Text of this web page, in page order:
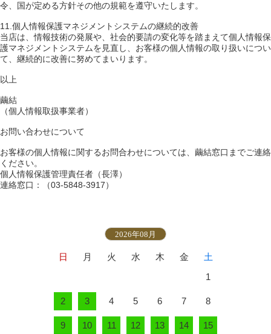
令、国が定める方針その他の規範を遵守いたします。
11.個人情報保護マネジメントシステムの継続的改善
当店は、情報技術の発展や、社会的要請の変化等を踏まえて個人情報保
護マネジメントシステムを見直し、お客様の個人情報の取り扱いについ
て、継続的に改善に努めてまいります。
以上
繭結
（個人情報取扱事業者）
お問い合わせについて
お客様の個人情報に関するお問合わせについては、繭結窓口までご連絡
ください。
個人情報保護管理責任者（長澤）
連絡窓口：（03-5848-3917）
2026年08月
日 月 火 水 木 金
土
1
2 3 4 5 6 7 8
9 10 11 12 13 14 15